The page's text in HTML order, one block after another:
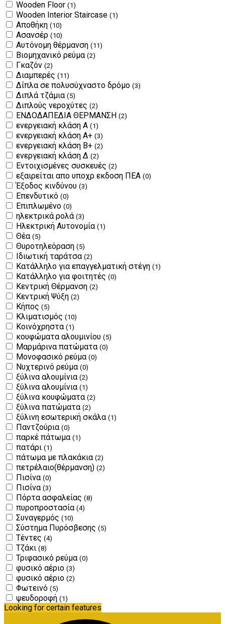
Wooden Floor (1)
Wooden Interior Staircase (1)
Αποθήκη (10)
Ασανσέρ (10)
Αυτόνομη θέρμανση (11)
Βιομηχανικό ρεύμα (2)
Γκαζόν (2)
Διαμπερές (11)
Δίπλα σε πολυσύχναστο δρόμο (3)
Διπλά τζάμια (5)
Διπλούς νεροχύτες (2)
ΕΝΔΟΔΑΠΕΔΙΑ ΘΕΡΜΑΝΣΗ (2)
ενεργειακή κλάση Α (1)
ενεργειακή κλάση Α+ (3)
ενεργειακή κλάση Β+ (2)
ενεργειακή κλάση Δ (2)
Εντοιχισμένες συσκευές (2)
εξαιρείται απο υποχρ εκδοση ΠΕΑ (0)
Έξοδος κινδύνου (3)
Επενδυτικό (0)
Επιπλωμένο (0)
ηλεκτρικά ρολά (3)
Ηλεκτρική Αυτονομία (1)
Θέα (5)
Θυροτηλεόραση (5)
Ιδιωτική ταράτσα (2)
Κατάλληλο για επαγγελματική στέγη (1)
Κατάλληλο για φοιτητές (0)
Κεντρική Θέρμανση (2)
Κεντρική Ψύξη (2)
Κήπος (5)
Κλιματισμός (10)
Κοινόχρηστα (1)
κουφώματα αλουμινίου (5)
Μαρμάρινα πατώματα (0)
Μονοφασικό ρεύμα (0)
Νυχτερινό ρεύμα (0)
ξύλινα αλουμίνια (2)
ξύλινα αλουμίνια (1)
ξύλινα κουφώματα (2)
ξύλινα πατώματα (2)
ξύλινη εσωτερική σκάλα (1)
Παντζούρια (0)
παρκέ πάτωμα (1)
πατάρι (1)
πάτωμα με πλακάκια (2)
πετρέλαιο(θέρμανση) (2)
Πισίνα (0)
Πισίνα (3)
Πόρτα ασφαλείας (8)
πυροπροστασία (4)
Συναγερμός (10)
Σύστημα Πυρόσβεσης (5)
Τέντες (4)
Τζάκι (8)
Τριφασικό ρεύμα (0)
φυσικό αέριο (3)
φυσικό αέριο (2)
Φωτεινό (5)
ψευδοροφή (1)
Looking for certain features